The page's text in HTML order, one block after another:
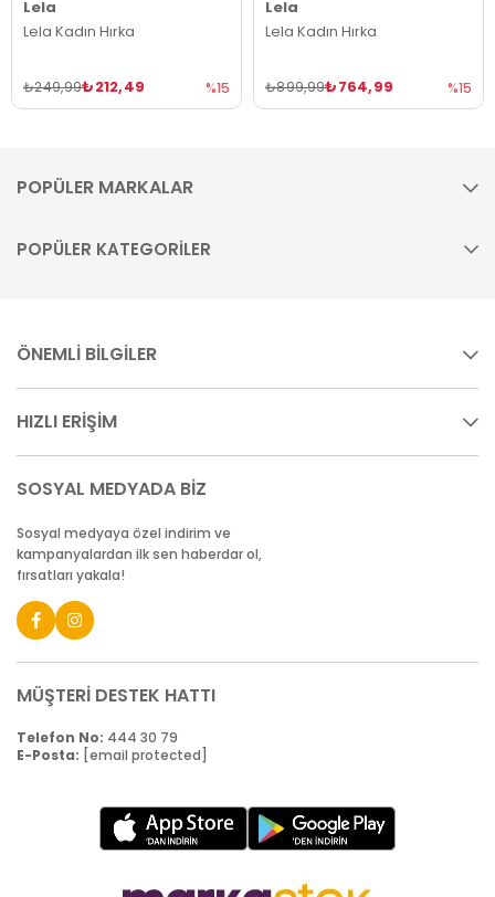
Lela
Lela Kadın Hırka
₺212,49
₺249,99 %15
Lela
Lela Kadın Hırka
₺764,99
₺899,99 %15
POPÜLER MARKALAR
POPÜLER KATEGORİLER
ÖNEMLİ BİLGİLER
HIZLI ERİŞİM
SOSYAL MEDYADA BİZ
Sosyal medyaya özel indirim ve
kampanyalardan ilk sen haberdar ol,
fırsatları yakala!
MÜŞTERİ DESTEK HATTI
Telefon No: 444 30 79
E-Posta: [email protected]